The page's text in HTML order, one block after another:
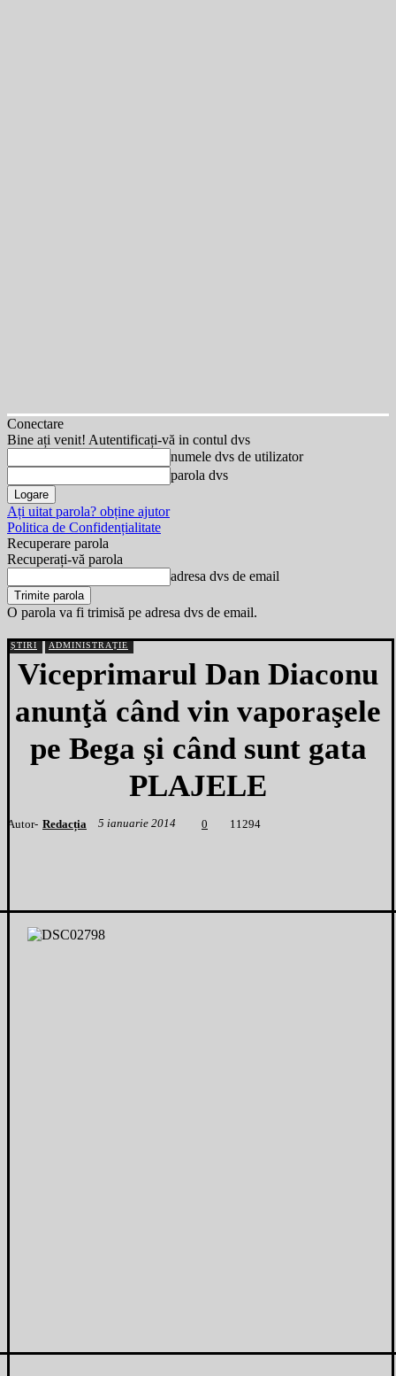
Conectare
Bine ați venit! Autentificați-vă in contul dvs
numele dvs de utilizator
parola dvs
Ați uitat parola? obține ajutor
Politica de Confidențialitate
Recuperare parola
Recuperați-vă parola
adresa dvs de email
O parola va fi trimisă pe adresa dvs de email.
ȘTIRI ADMINISTRAȚIE
Viceprimarul Dan Diaconu
anunţă când vin vaporaşele
pe Bega şi când sunt gata
PLAJELE
Autor- Redacția 5 ianuarie 2014 0 1 1294